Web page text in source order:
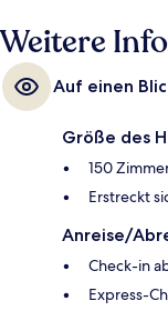
Weitere
Auf einen
Größe des
150
Erstreckt
Anreise/
Check-in
Express-